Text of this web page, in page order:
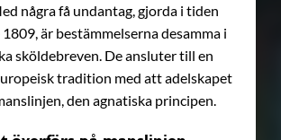
några få undantag, gjorda i tiden
är bestämmelserna desamma i
sköldebreven. De ansluter till en
tradition med att adelskapet
den agnatiska principen.